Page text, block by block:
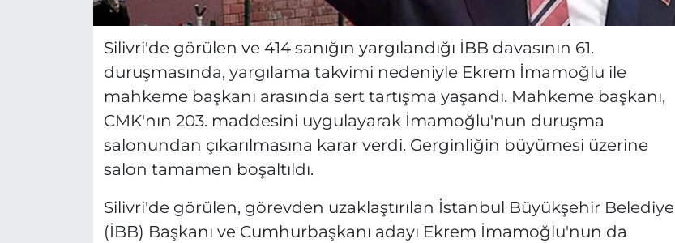
Silivri'de görülen ve 414 sanığın yargılandığı İBB davasının 61.
duruşmasında, yargılama takvimi nedeniyle Ekrem İmamoğlu ile
mahkeme başkanı arasında sert tartışma yaşandı. Mahkeme başkanı,
CMK'nın 203. maddesini uygulayarak İmamoğlu'nun duruşma
salonundan çıkarılmasına karar verdi. Gerginliğin büyümesi üzerine
salon tamamen boşaltıldı.
Silivri'de görülen, görevden uzaklaştırılan İstanbul Büyükşehir Belediye
(İBB) Başkanı ve Cumhurbaşkanı adayı Ekrem İmamoğlu'nun da